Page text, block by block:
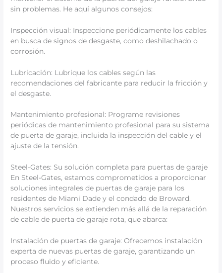
sin problemas. He aquí algunos consejos:
Inspección visual: Inspeccione periódicamente los cables
en busca de signos de desgaste, como deshilachado o
corrosión.
Lubricación: Lubrique los cables según las
recomendaciones del fabricante para reducir la fricción y
el desgaste.
Mantenimiento profesional: Programe revisiones
periódicas de mantenimiento profesional para su sistema
de puerta de garaje, incluida la inspección del cable y el
ajuste de la tensión.
Steel-Gates: Su solución completa para puertas de garaje
En Steel-Gates, estamos comprometidos a proporcionar
soluciones integrales de puertas de garaje para los
residentes de Miami Dade y el condado de Broward.
Nuestros servicios se extienden más allá de la reparación
de cable de puerta de garaje rota, que abarca:
Instalación de puertas de garaje: Ofrecemos instalación
experta de nuevas puertas de garaje, garantizando un
proceso fluido y eficiente.